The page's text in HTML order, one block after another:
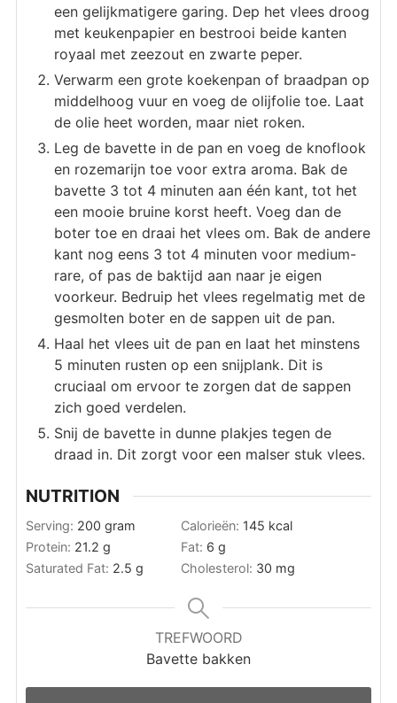
een gelijkmatigere garing. Dep het vlees droog
met keukenpapier en bestrooi beide kanten
royaal met zeezout en zwarte peper.
Verwarm een grote koekenpan of braadpan op
middelhoog vuur en voeg de olijfolie toe. Laat
de olie heet worden, maar niet roken.
Leg de bavette in de pan en voeg de knoflook
en rozemarijn toe voor extra aroma. Bak de
bavette 3 tot 4 minuten aan één kant, tot het
een mooie bruine korst heeft. Voeg dan de
boter toe en draai het vlees om. Bak de andere
kant nog eens 3 tot 4 minuten voor medium-
rare, of pas de baktijd aan naar je eigen
voorkeur. Bedruip het vlees regelmatig met de
gesmolten boter en de sappen uit de pan.
Haal het vlees uit de pan en laat het minstens
5 minuten rusten op een snijplank. Dit is
cruciaal om ervoor te zorgen dat de sappen
zich goed verdelen.
Snij de bavette in dunne plakjes tegen de
draad in. Dit zorgt voor een malser stuk vlees.
NUTRITION
Serving: 200 gram Calorieën: 145 kcal
Protein: 21.2 g Fat: 6 g
Saturated Fat: 2.5 g Cholesterol: 30 mg
TREFWOORD
Bavette bakken